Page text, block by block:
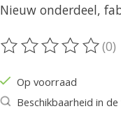
Nieuw onderdeel,
De beoordeling van
(0)
Op voorraad
Beschikbaarheid in